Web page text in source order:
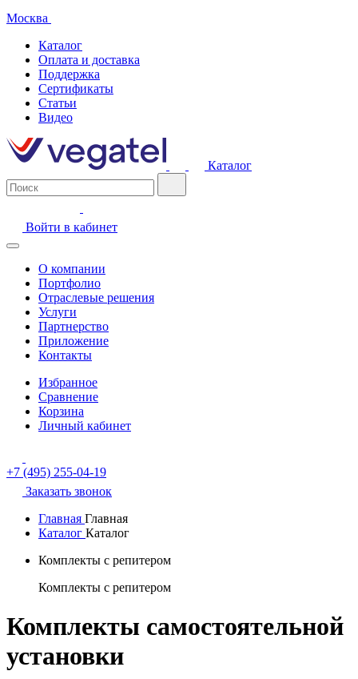
Москва
Каталог
Оплата и доставка
Поддержка
Сертификаты
Статьи
Видео
Каталог
Войти в кабинет
О компании
Портфолио
Отраслевые решения
Услуги
Партнерство
Приложение
Контакты
Избранное
Сравнение
Корзина
Личный кабинет
+7 (495) 255-04-19
Заказать звонок
Главная Главная
Каталог Каталог
Комплекты с репитером
Комплекты с репитером
Комплекты самостоятельной
установки